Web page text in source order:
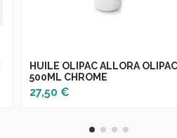
HUILE OLIPAC ALLORA OLIPAC
500ML CHROME
27,50 €